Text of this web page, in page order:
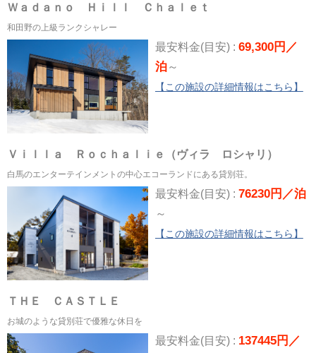
Ｗａｄａｎｏ Ｈｉｌｌ Ｃｈａｌｅｔ
和田野の上級ランクシャレー
最安料金(目安) : 69,300円／
泊～
【この施設の詳細情報はこちら】
Ｖｉｌｌａ Ｒｏｃｈａｌｉｅ（ヴィラ ロシャリ）
白馬のエンターテインメントの中心エコーランドにある貸別荘。
最安料金(目安) : 76230円／泊
～
【この施設の詳細情報はこちら】
ＴＨＥ ＣＡＳＴＬＥ
お城のような貸別荘で優雅な休日を
最安料金(目安) : 137445円／